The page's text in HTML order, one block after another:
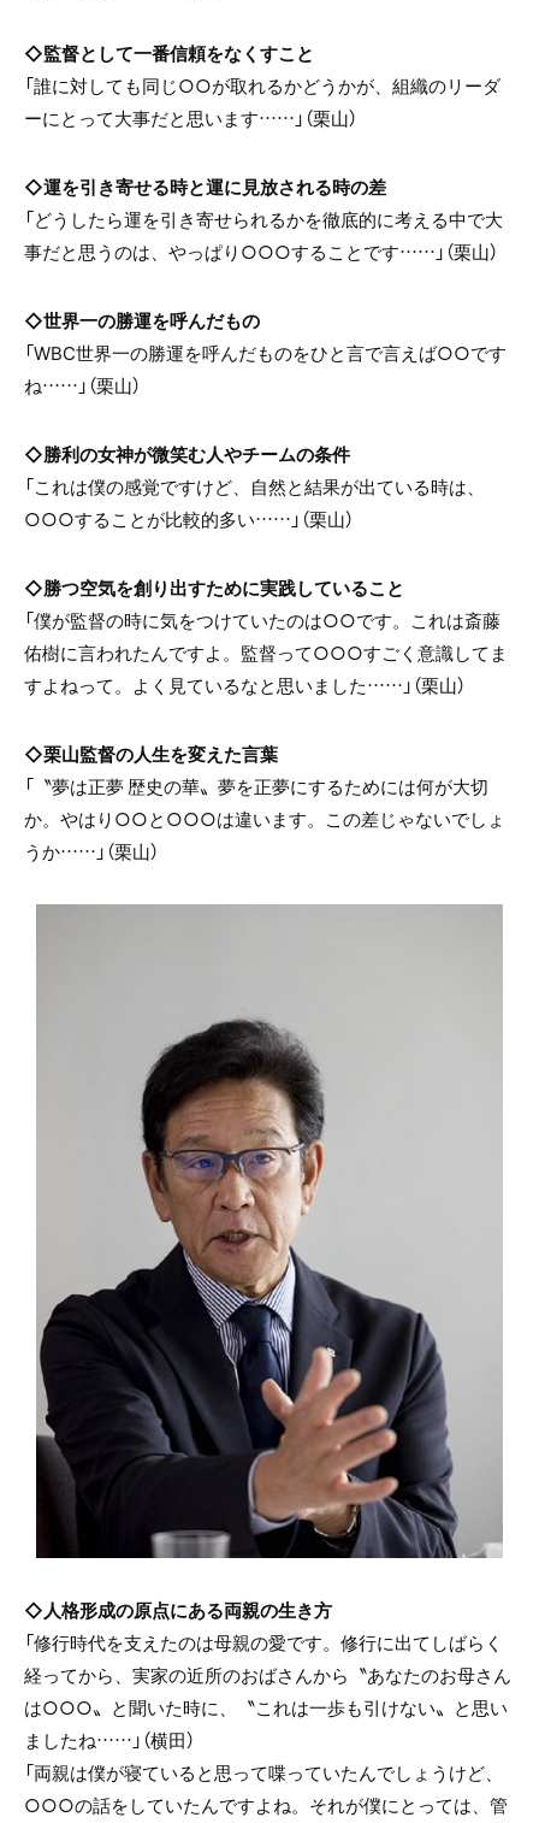
◇監督として一番信頼をなくすこと
「誰に対しても同じ○○が取れるかどうかが、組織のリーダ
ーにとって大事だと思います……」（栗山）
◇運を引き寄せる時と運に見放される時の差
「どうしたら運を引き寄せられるかを徹底的に考える中で大
事だと思うのは、やっぱり○○○することです……」（栗山）
◇世界一の勝運を呼んだもの
「WBC世界一の勝運を呼んだものをひと言で言えば○○です
ね……」（栗山）
◇勝利の女神が微笑む人やチームの条件
「これは僕の感覚ですけど、自然と結果が出ている時は、
○○○することが比較的多い……」（栗山）
◇勝つ空気を創り出すために実践していること
「僕が監督の時に気をつけていたのは○○です。これは斎藤
佑樹に言われたんですよ。監督って○○○すごく意識してま
すよねって。よく見ているなと思いました……」（栗山）
◇栗山監督の人生を変えた言葉
「〝夢は正夢 歴史の華〟夢を正夢にするためには何が大切
か。やはり○○と○○○は違います。この差じゃないでしょ
うか……」（栗山）
◇人格形成の原点にある両親の生き方
「修行時代を支えたのは母親の愛です。修行に出てしばらく
経ってから、実家の近所のおばさんから〝あなたのお母さん
は○○○〟と聞いた時に、〝これは一歩も引けない〟と思い
ましたね……」（横田）
「両親は僕が寝ていると思って喋っていたんでしょうけど、
○○○の話をしていたんですよね。それが僕にとっては、管